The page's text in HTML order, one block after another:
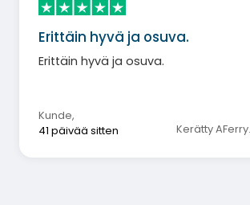
Erittäin hyvä ja osuva.
Erittäin hyvä ja osuva.
Kunde,
41 päivää sitten
Kerätty